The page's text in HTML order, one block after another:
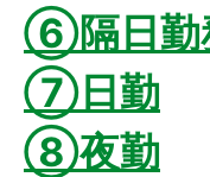
⑥隔日勤
⑦日勤
⑧夜勤